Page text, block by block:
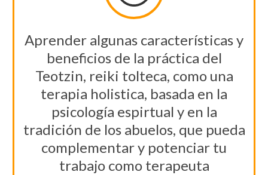
Aprender algunas características y
beneficios de la práctica del
Teotzin, reiki tolteca, como una
terapia holistica, basada en la
psicología espirtual y en la
tradición de los abuelos, que pueda
complementar y potenciar tu
trabajo como terapeuta